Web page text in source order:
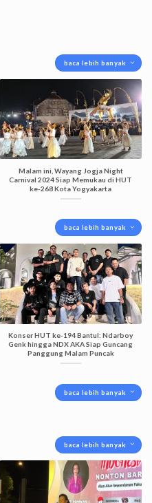
baca lebih banyak
Malam ini, Wayang Jogja Night
Carnival 2024 Siap Memukau di HUT
ke-268 Kota Yogyakarta
baca lebih banyak
Konser HUT ke-194 Bantul: Ndarboy
Genk hingga NDX AKA Siap Guncang
Panggung Malam Puncak
baca lebih banyak
baca lebih banyak